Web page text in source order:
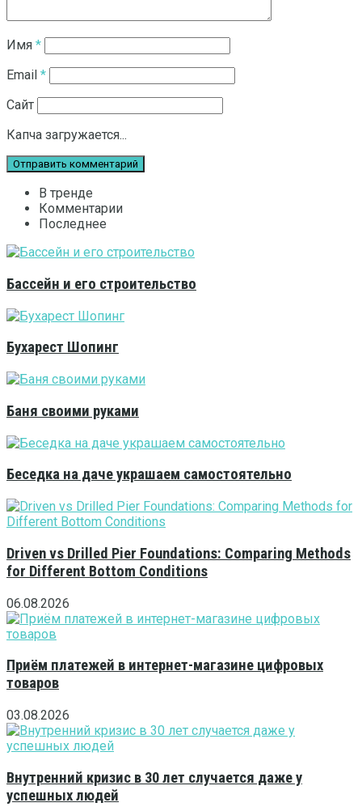
Имя *
Email *
Сайт
Капча загружается...
В тренде
Комментарии
Последнее
Бассейн и его строительство
Бухарест Шопинг
Баня своими руками
Беседка на даче украшаем самостоятельно
Driven vs Drilled Pier Foundations: Comparing Methods
for Different Bottom Conditions
06.08.2026
Приём платежей в интернет-магазине цифровых
товаров
03.08.2026
Внутренний кризис в 30 лет случается даже у
успешных людей